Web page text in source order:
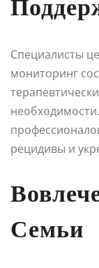
Специалисты
мониторинг
рецидивы и
Семьи